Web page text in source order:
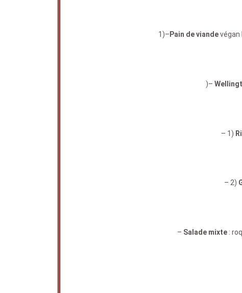
1)– Pain de viandevégan
)–
– 1)
– 2)
– Salade mixte :